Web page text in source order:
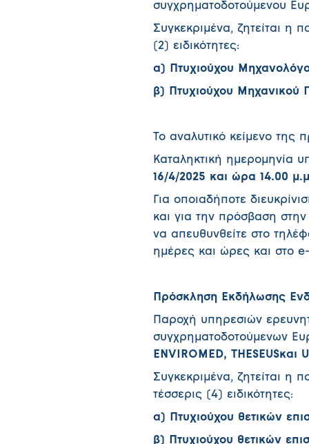
συγχρηματοδοτούμενου
Συγκεκριμένα, ζητείται η
(2) ειδικότητες:
α) Πτυχιούχου
β) Πτυχιούχου Μηχανικού
Το αναλυτικό κείμενο της
Καταληκτική ημερομηνία
16/4/2025 και ώρα 14.00 μ.μ
Για οποιαδήποτε
και για την πρόσβαση
να απευθυνθείτε στο
ημέρες και ώρες και στο
Πρόσκληση Εκδήλωσης
Παροχή υπηρεσιών
συγχρηματοδοτούμενων
ENVIROMED,
Συγκεκριμένα, ζητείται η
τέσσερις (4) ειδικότητες:
α) Πτυχιούχου θετικών
β) Πτυχιούχου θετικών